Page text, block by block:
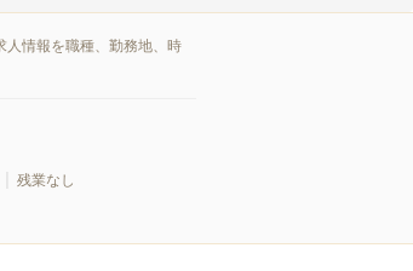
人情報を職種、勤務地、時
残業なし